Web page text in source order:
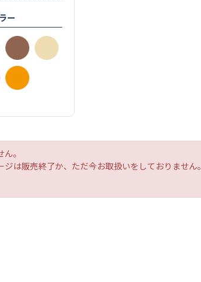
ー
。
ジは販売終了か、ただ今お取扱いをしておりません。